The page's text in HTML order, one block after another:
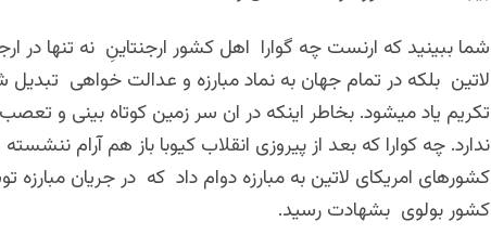
شما ببینید که ارنست چه گوارا اهل کشور ارجنتاینِ نه تنها در
لاتین بلکه در تمام جهان به نماد مبارزه و عدالت خواهی
تکریم یاد میشود. بخاطر اینکه در ان سر زمین کوتاه بینی و
ندارد. چه کوارا که بعد از پیروزی انقلاب کیوبا باز هم آرام
کشورهای امریکای لاتین به مبارزه دوام داد که در جریان
کشور بولوی بشهادت رسید.